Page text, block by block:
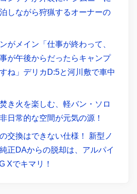
しながら狩猟するオーナーの
がメイン「仕事が終わって、
が午後からだったらキャンプ
ね」デリカD:5と河川敷で車中
き火を楽しむ、軽バン・ソロ
日常的な空間が元気の源！
交換はできない仕様！ 新型ノ
正DAからの脱却は、アルパイ
Xでキマリ！